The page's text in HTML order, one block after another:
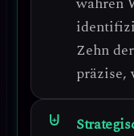
Zehn
präzise,